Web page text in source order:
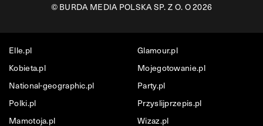
©BURDA MEDIA POLSKA SP. Z O. O 2026
Elle.pl
Glamour.pl
Kobieta.pl
Mojegotowanie.pl
National-geographic.pl
Party.pl
Polki.pl
Przyslijprzepis.pl
Mamotoja.pl
Wizaz.pl